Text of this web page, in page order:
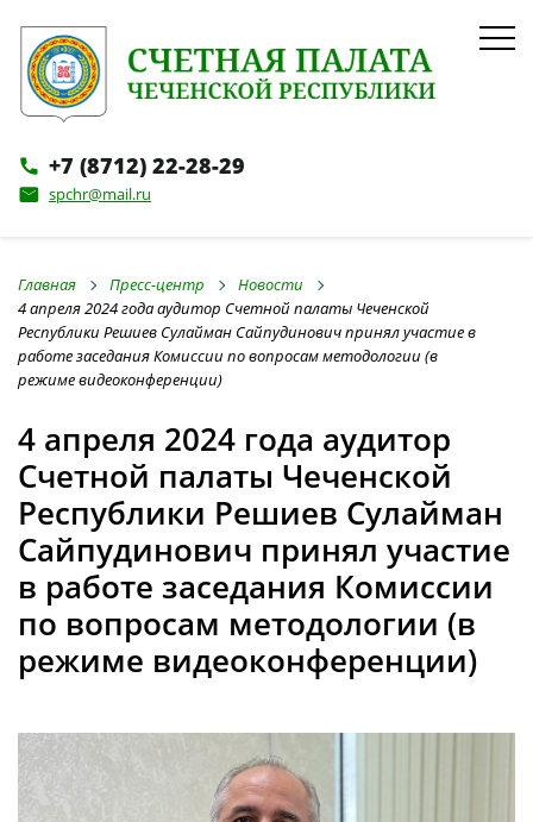
phone +7 (8712) 22-28-29
email spchr@mail.ru
Главная Пресс-центр
Новости
4 апреля 2024 года аудитор Счетной палаты Чеченской
Республики Решиев Сулайман Сайпудинович принял участие в
работе заседания Комиссии по вопросам методологии (в
режиме видеоконференции)
4 апреля 2024 года аудитор
Счетной палаты Чеченской
Республики Решиев Сулайман
Сайпудинович принял участие
в работе заседания Комиссии
по вопросам методологии (в
режиме видеоконференции)